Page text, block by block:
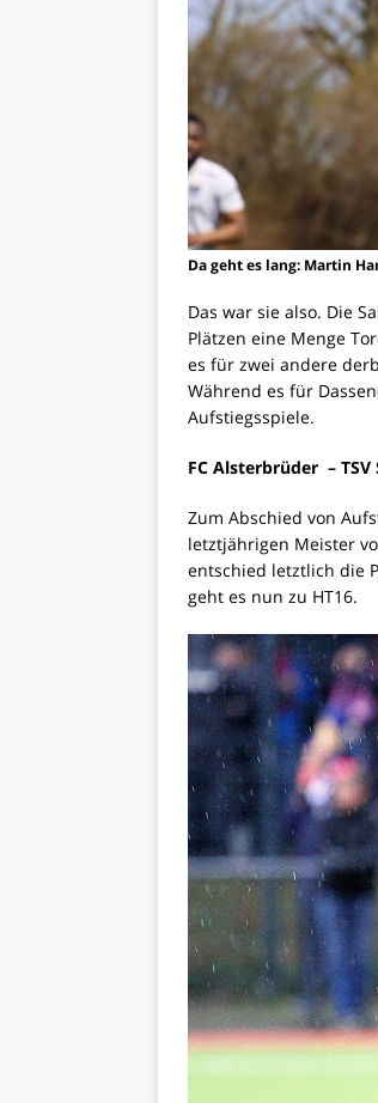
Da geht es lang: Martin
Das war sie also. Die
Plätzen eine Menge
es für zwei andere
Während es für
Aufstiegsspiele.
FC Alsterbrüder – TSV
Zum Abschied von
letztjährigen Meister
entschied letztlich die
geht es nun zu HT16.